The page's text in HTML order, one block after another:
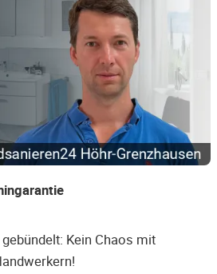
Kein Chaos mit